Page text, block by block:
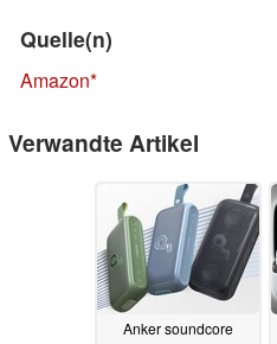
Quelle(n)
Amazon
Verwandte Artikel
Anker soundcore